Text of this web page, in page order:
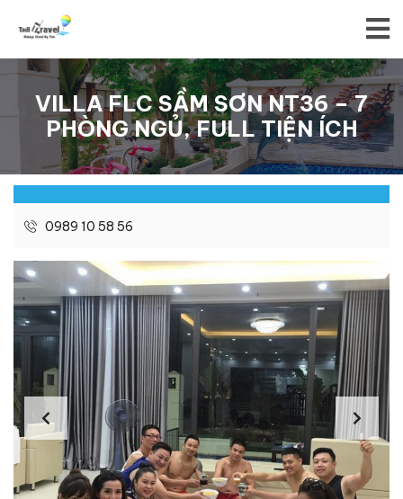
VILLA FLC SẦM SƠN NT36 – 7
PHÒNG NGỦ, FULL TIỆN ÍCH
0989 10 58 56